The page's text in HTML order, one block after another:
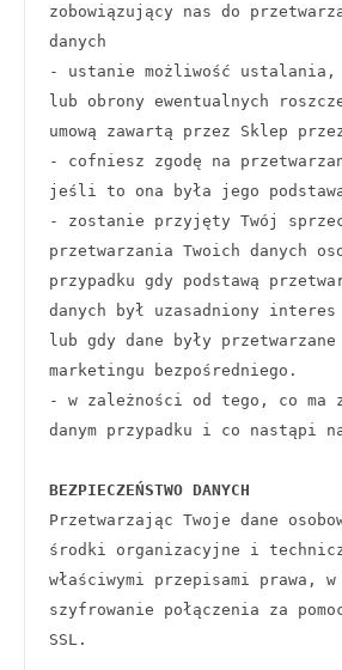
zobowiązujący nas do
danych
- ustanie możliwość ustalania,
lub obrony ewentualnych
umową zawartą przez Sklep
- cofniesz zgodę na
jeśli to ona była jego
- zostanie przyjęty Twój
przetwarzania Twoich danych
przypadku gdy podstawą
danych był uzasadniony
lub gdy dane były
marketingu bezpośredniego.
- w zależności od tego, co ma
danym przypadku i co nastąpi
BEZPIECZEŃSTWO DANYCH
Przetwarzając Twoje dane
środki organizacyjne i
właściwymi przepisami prawa,
szyfrowanie połączenia za
SSL.